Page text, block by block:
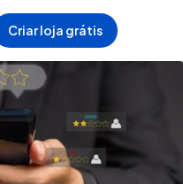
Criar loja grátis